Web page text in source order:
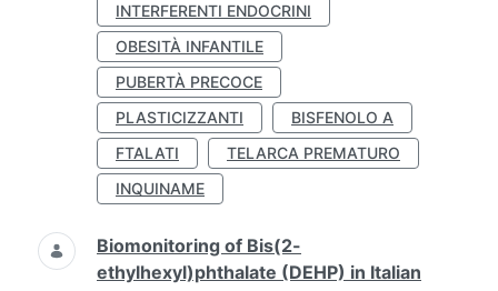
INTERFERENTI ENDOCRINI
OBESITÀ INFANTILE
PUBERTÀ PRECOCE
PLASTICIZZANTI
BISFENOLO A
FTALATI
TELARCA PREMATURO
INQUINAME
Biomonitoring of Bis(2-
ethylhexyl)phthalate (DEHP) in Italian